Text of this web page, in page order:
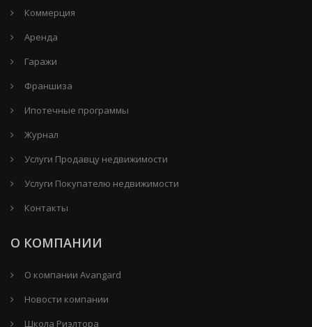
Коммерция
Аренда
Гаражи
Франшиза
Ипотечные программы
Журнал
Услуги Продавцу недвижимости
Услуги Покупателю недвижимости
Контакты
О КОМПАНИИ
О компании Avangard
Новости компании
Школа Риэлтора